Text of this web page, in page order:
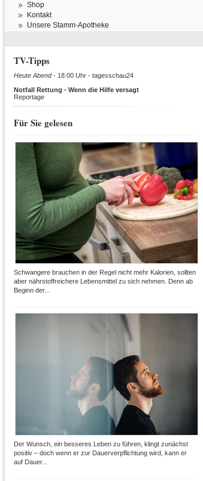
Shop
Kontakt
Unsere Stamm-Apotheke
TV-Tipps
Heute Abend - 18:00 Uhr - tagesschau24
Notfall Rettung - Wenn die Hilfe versagt
Reportage
Für Sie gelesen
Schwangere brauchen in der Regel nicht mehr Kalorien, sollten
aber nährstoffreichere Lebensmittel zu sich nehmen. Denn ab
Beginn der...
Der Wunsch, ein besseres Leben zu führen, klingt zunächst
positiv – doch wenn er zur Dauerverpflichtung wird, kann er
auf Dauer...